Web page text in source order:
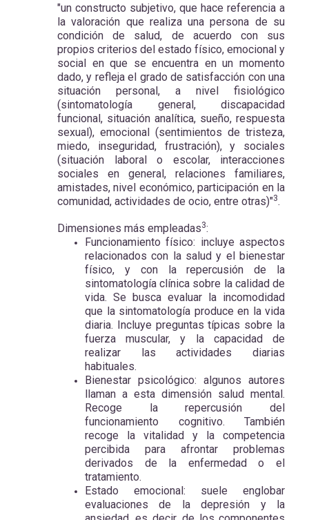
"un constructo subjetivo, que hace referencia a
la valoración que realiza una persona de su
condición de salud, de acuerdo con sus
propios criterios del estado físico, emocional y
social en que se encuentra en un momento
dado, y refleja el grado de satisfacción con una
situación personal, a nivel fisiológico
(sintomatología general, discapacidad
funcional, situación analítica, sueño, respuesta
sexual), emocional (sentimientos de tristeza,
miedo, inseguridad, frustración), y sociales
(situación laboral o escolar, interacciones
sociales en general, relaciones familiares,
amistades, nivel económico, participación en la
comunidad, actividades de ocio, entre otras)"3.
Dimensiones más empleadas3:
Funcionamiento físico: incluye aspectos
relacionados con la salud y el bienestar
físico, y con la repercusión de la
sintomatología clínica sobre la calidad de
vida. Se busca evaluar la incomodidad
que la sintomatología produce en la vida
diaria. Incluye preguntas típicas sobre la
fuerza muscular, y la capacidad de
realizar las actividades diarias
habituales.
Bienestar psicológico: algunos autores
llaman a esta dimensión salud mental.
Recoge la repercusión del
funcionamiento cognitivo. También
recoge la vitalidad y la competencia
percibida para afrontar problemas
derivados de la enfermedad o el
tratamiento.
Estado emocional: suele englobar
evaluaciones de la depresión y la